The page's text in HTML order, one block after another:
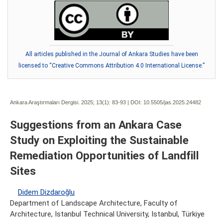
All articles published in the Journal of Ankara Studies have been
licensed to “Creative Commons Attribution 4.0 International License.”
Ankara Araştırmaları Dergisi. 2025; 13(1): 83-93 | DOI: 10.5505/jas.2025.24482
Suggestions from an Ankara Case
Study on Exploiting the Sustainable
Remediation Opportunities of Landfill
Sites
Didem Dizdaroğlu
Department of Landscape Architecture, Faculty of
Architecture, Istanbul Technical University, Istanbul, Türkiye